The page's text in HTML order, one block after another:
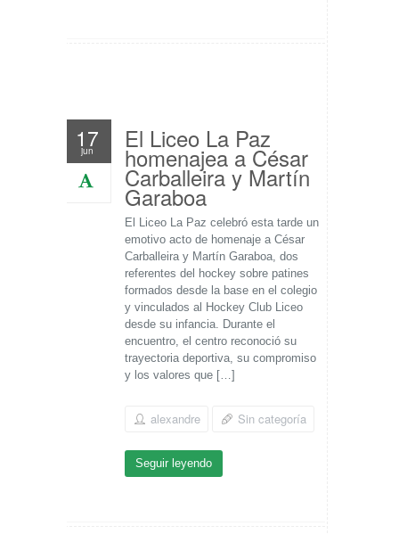
17
jun El Liceo La Paz
homenajea a César
Carballeira y Martín
Garaboa
El Liceo La Paz celebró esta tarde un
emotivo acto de homenaje a César
Carballeira y Martín Garaboa, dos
referentes del hockey sobre patines
formados desde la base en el colegio
y vinculados al Hockey Club Liceo
desde su infancia. Durante el
encuentro, el centro reconoció su
trayectoria deportiva, su compromiso
y los valores que […]
alexandre Sin categoría
Seguir leyendo